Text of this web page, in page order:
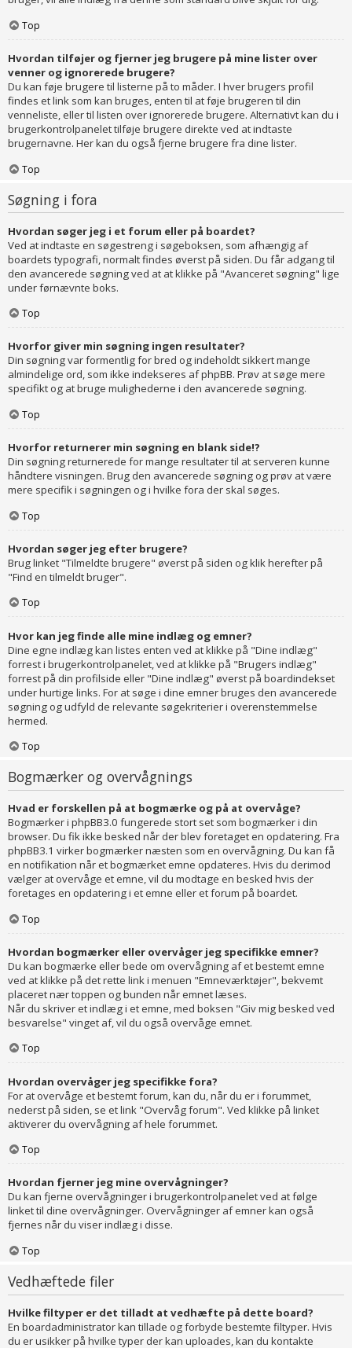
Top
Hvordan tilføjer og fjerner jeg brugere på mine lister over
venner og ignorerede brugere?
Du kan føje brugere til listerne på to måder. I hver brugers profil
findes et link som kan bruges, enten til at føje brugeren til din
venneliste, eller til listen over ignorerede brugere. Alternativt kan du i
brugerkontrolpanelet tilføje brugere direkte ved at indtaste
brugernavne. Her kan du også fjerne brugere fra dine lister.
Top
Søgning i fora
Hvordan søger jeg i et forum eller på boardet?
Ved at indtaste en søgestreng i søgeboksen, som afhængig af
boardets typografi, normalt findes øverst på siden. Du får adgang til
den avancerede søgning ved at at klikke på "Avanceret søgning" lige
under førnævnte boks.
Top
Hvorfor giver min søgning ingen resultater?
Din søgning var formentlig for bred og indeholdt sikkert mange
almindelige ord, som ikke indekseres af phpBB. Prøv at søge mere
specifikt og at bruge mulighederne i den avancerede søgning.
Top
Hvorfor returnerer min søgning en blank side!?
Din søgning returnerede for mange resultater til at serveren kunne
håndtere visningen. Brug den avancerede søgning og prøv at være
mere specifik i søgningen og i hvilke fora der skal søges.
Top
Hvordan søger jeg efter brugere?
Brug linket "Tilmeldte brugere" øverst på siden og klik herefter på
"Find en tilmeldt bruger".
Top
Hvor kan jeg finde alle mine indlæg og emner?
Dine egne indlæg kan listes enten ved at klikke på "Dine indlæg"
forrest i brugerkontrolpanelet, ved at klikke på "Brugers indlæg"
forrest på din profilside eller "Dine indlæg" øverst på boardindekset
under hurtige links. For at søge i dine emner bruges den avancerede
søgning og udfyld de relevante søgekriterier i overenstemmelse
hermed.
Top
Bogmærker og overvågnings
Hvad er forskellen på at bogmærke og på at overvåge?
Bogmærker i phpBB3.0 fungerede stort set som bogmærker i din
browser. Du fik ikke besked når der blev foretaget en opdatering. Fra
phpBB3.1 virker bogmærker næsten som en overvågning. Du kan få
en notifikation når et bogmærket emne opdateres. Hvis du derimod
vælger at overvåge et emne, vil du modtage en besked hvis der
foretages en opdatering i et emne eller et forum på boardet.
Top
Hvordan bogmærker eller overvåger jeg specifikke emner?
Du kan bogmærke eller bede om overvågning af et bestemt emne
ved at klikke på det rette link i menuen "Emneværktøjer", bekvemt
placeret nær toppen og bunden når emnet læses.
Når du skriver et indlæg i et emne, med boksen "Giv mig besked ved
besvarelse" vinget af, vil du også overvåge emnet.
Top
Hvordan overvåger jeg specifikke fora?
For at overvåge et bestemt forum, kan du, når du er i forummet,
nederst på siden, se et link "Overvåg forum". Ved klikke på linket
aktiverer du overvågning af hele forummet.
Top
Hvordan fjerner jeg mine overvågninger?
Du kan fjerne overvågninger i brugerkontrolpanelet ved at følge
linket til dine overvågninger. Overvågninger af emner kan også
fjernes når du viser indlæg i disse.
Top
Vedhæftede filer
Hvilke filtyper er det tilladt at vedhæfte på dette board?
En boardadministrator kan tillade og forbyde bestemte filtyper. Hvis
du er usikker på hvilke typer der kan uploades, kan du kontakte